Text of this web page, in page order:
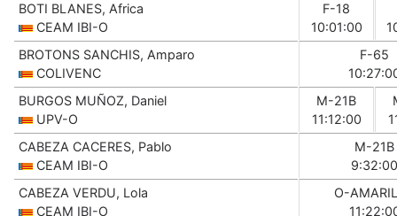
BOTI BLANES, Africa
CEAM IBI-O
F-18
10:01:00
BROTONS SANCHIS, Amparo
COLIVENC
F-65
BURGOS MUÑOZ, Daniel
UPV-O
M-21B
11:12:00
CABEZA CACERES, Pablo
CEAM IBI-O
M-21B
9:32:00
CABEZA VERDU, Lola
CEAM IBI-O
O-